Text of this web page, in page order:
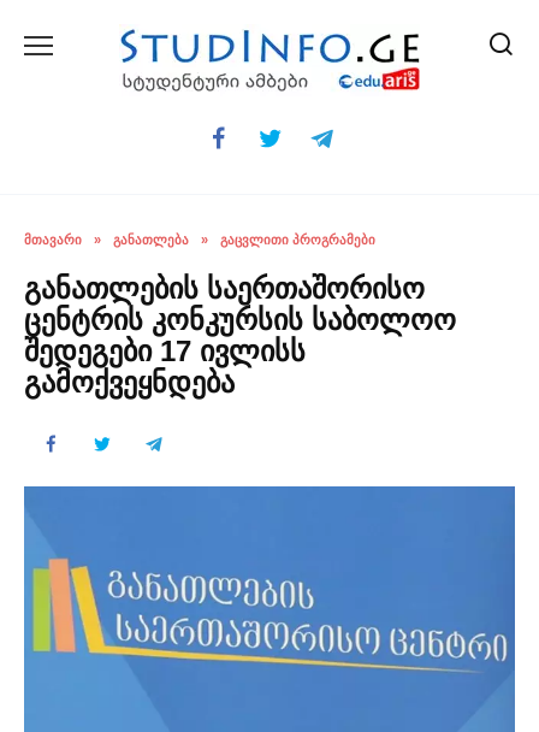
ᲛᲗᲐᲕᲐᲠᲘ » ᲒᲐᲜᲐᲗᲚᲔᲑᲐ » ᲒᲐᲪᲕᲚᲘᲗᲘ ᲞᲠᲝᲒᲠᲐᲛᲔᲑᲘ
განათლების საერთაშორისო
ცენტრის კონკურსის საბოლოო
შედეგები 17 ივლისს
გამოქვეყნდება